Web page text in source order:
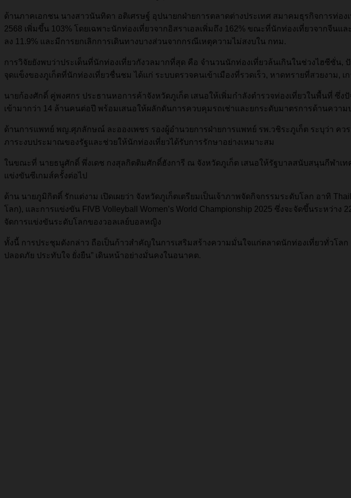
ด้านภาคเอกชน นางสาวนันทิดา อติเศรษฐ์ อุปนายกฝ่ายการตลาดต่างประเทศ สมาคมธุรกิจการท่อง
2568 เพิ่มขึ้น 103% โดยเฉพาะนักท่องเที่ยวจากอิสราเอลเพิ่มถึง 162% ขณะที่นักท่องเที่ยวจากจีน
ลง 11.9% และมีการยกเลิกการเดินทางบางส่วนจากกรณีเหตุความไม่สงบใน กทม.
การวิจัยยังพบว่าประเด็นที่นักท่องเที่ยวกังวลมากที่สุด คือ จำนวนนักท่องเที่ยวล้นเกินในช่วงไฮซีซั่น
จุดแข็งของภูเก็ตที่นักท่องเที่ยวชื่นชม ได้แก่ ระบบตรวจคนเข้าเมืองที่รวดเร็ว, หาดทรายที่สวยงาม,
นายก้องศักดิ์ คู่พงศกร ประธานหอการค้าจังหวัดภูเก็ต เสนอให้เพิ่มกำลังตำรวจท่องเที่ยวในพื้นที่ ซึ่ง
เข้ามากว่า 14 ล้านคนต่อปี พร้อมเสนอให้ผลักดันการควบคุมรถเช่าและยกระดับมาตรการด้านความ
ด้านการแพทย์ พญ.ศุภลักษณ์ ละอองเพชร รองผู้อำนวยการฝ่ายการแพทย์ รพ.วชิระภูเก็ต ระบุว่า
ภาระงบประมาณของรัฐและช่วยให้นักท่องเที่ยวได้รับการรักษาอย่างเหมาะสม
ในขณะที่ นายธนูศักดิ์ พึ่งเดช กงสุลกิตติมศักดิ์ฮังการี ณ จังหวัดภูเก็ต เสนอให้รัฐบาลสนับสนุนกีฬาเท
แข่งขันซีเกมส์ครั้งต่อไป
ด้าน นายภูมิกิตติ์ รักแต่งาม เปิดเผยว่า จังหวัดภูเก็ตเตรียมเป็นเจ้าภาพจัดกิจกรรมระดับโลก อาทิ
โลก), และการแข่งขัน FIVB Volleyball Women’s World Championship 2025 ซึ่งจะจัดขึ้นระหว่า
จัดการแข่งขันระดับโลกของวอลเลย์บอลหญิง
ทั้งนี้ การประชุมดังกล่าว ถือเป็นก้าวสำคัญในการเสริมสร้างความมั่นใจแก่ตลาดนักท่องเที่ยวทั่วโลก
ปลอดภัย ประทับใจ ยั่งยืน” เดินหน้าอย่างมั่นคงในอนาคต.